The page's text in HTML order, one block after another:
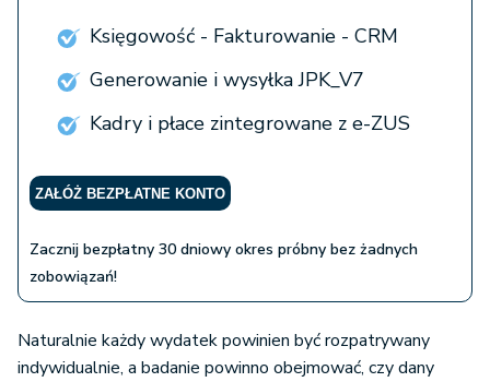
Księgowość - Fakturowanie - CRM
Generowanie i wysyłka JPK_V7
Kadry i płace zintegrowane z e-ZUS
ZAŁÓŻ BEZPŁATNE KONTO
Zacznij bezpłatny 30 dniowy okres próbny bez żadnych
zobowiązań!
Naturalnie każdy wydatek powinien być rozpatrywany
indywidualnie, a badanie powinno obejmować, czy dany